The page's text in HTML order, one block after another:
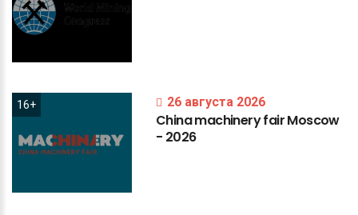
16+ 26 августа 2026
ChinamachineryfairMoscow
- 2026